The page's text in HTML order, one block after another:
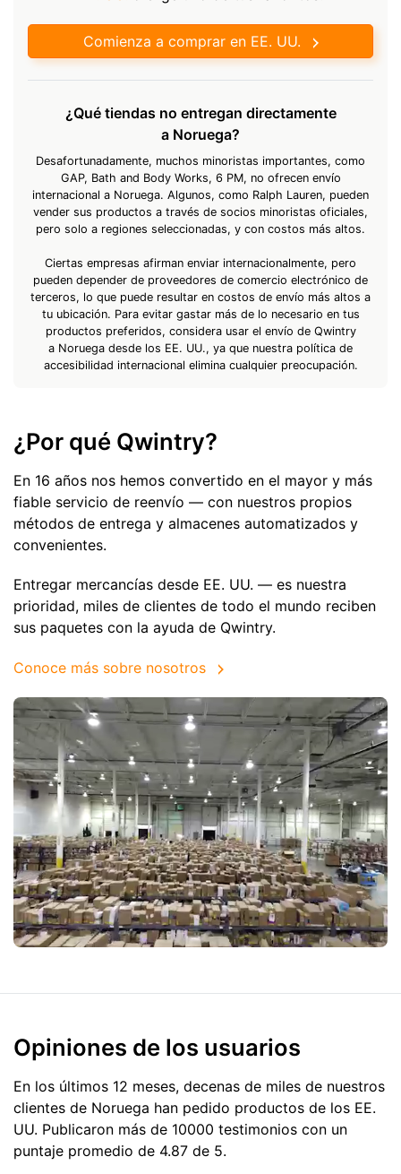
Comienza a comprar en EE. UU.
¿Qué tiendas no entregan directamente
a Noruega?
Desafortunadamente, muchos minoristas importantes, como
GAP, Bath and Body Works, 6 PM, no ofrecen envío
internacional a Noruega. Algunos, como Ralph Lauren, pueden
vender sus productos a través de socios minoristas oficiales,
pero solo a regiones seleccionadas, y con costos más altos.
Ciertas empresas afirman enviar internacionalmente, pero
pueden depender de proveedores de comercio electrónico de
terceros, lo que puede resultar en costos de envío más altos a
tu ubicación. Para evitar gastar más de lo necesario en tus
productos preferidos, considera usar el envío de Qwintry
a Noruega desde los EE. UU., ya que nuestra política de
accesibilidad internacional elimina cualquier preocupación.
¿Por qué Qwintry?
En 16 años nos hemos convertido en el mayor y más
fiable servicio de reenvío — con nuestros propios
métodos de entrega y almacenes automatizados y
convenientes.
Entregar mercancías desde EE. UU. — es nuestra
prioridad, miles de clientes de todo el mundo reciben
sus paquetes con la ayuda de Qwintry.
Conoce más sobre nosotros
Opiniones de los usuarios
En los últimos 12 meses, decenas de miles de nuestros
clientes de Noruega han pedido productos de los EE.
UU. Publicaron más de 10000 testimonios con un
puntaje promedio de 4.87 de 5.